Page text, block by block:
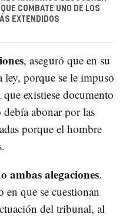
COMBATE UNO DE LOS
EXTENDIDOS
, aseguró que en su
ley, porque se le impuso
existiese documento
abonar por las
porque el hombre
ambas alegaciones.
que se cuestionan
del tribunal, al